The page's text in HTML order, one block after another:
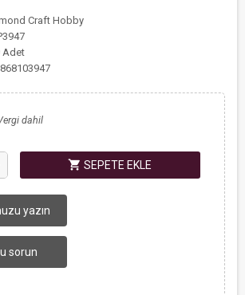
Craft Hobby
Adet
dahil
shopping_cart SEPETE EKLE
yazın
sorun